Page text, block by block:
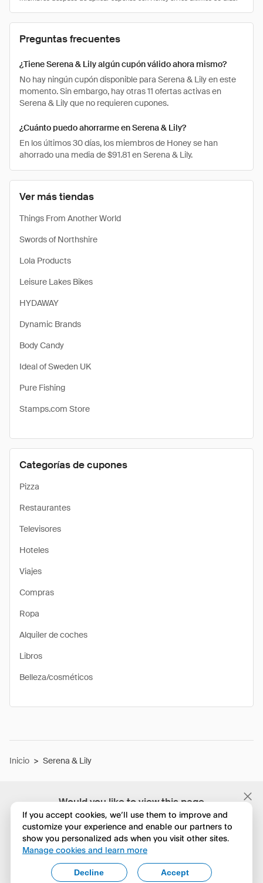
Would you like to view this page
in English?
No, seguir navegando
Yes, change to English
Ver más tiendas
Things From Another World
Swords of Northshire
Lola Products
Leisure Lakes Bikes
HYDAWAY
Dynamic Brands
Body Candy
Ideal of Sweden UK
Pure Fishing
Stamps.com Store
Categorías de cupones
Pizza
Restaurantes
Televisores
Hoteles
Viajes
Compras
Ropa
Alquiler de coches
Libros
Belleza/cosméticos
Preguntas frecuentes
¿Tiene Serena & Lily algún cupón válido ahora mismo?
No hay ningún cupón disponible para Serena & Lily en este
momento. Sin embargo, hay otras 11 ofertas activas en
Serena & Lily que no requieren cupones.
¿Cuánto puedo ahorrarme en Serena & Lily?
En los últimos 30 días, los miembros de Honey se han
ahorrado una media de $91.81 en Serena & Lily.
Inicio > Serena & Lily
If you accept cookies, we’ll use them to improve and
customize your experience and enable our partners to
show you personalized ads when you visit other sites.
Manage cookies and learn more
Accept
Decline